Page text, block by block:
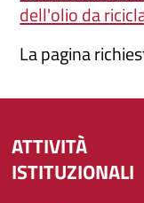
dell'olio da
La pagina
ATTIVITÀ
ISTITUZIONALI